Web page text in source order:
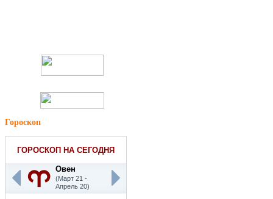
Гороскоп
ГОРОСКОП НА СЕГОДНЯ
Овен
(Март 21 -
Апрель 20)